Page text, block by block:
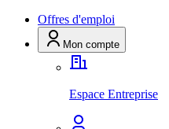
Offres d'emploi
Mon compte
Espace Entreprise